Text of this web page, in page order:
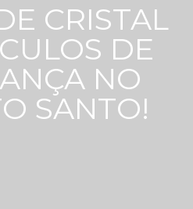
CRISTAL
DE
NO
SANTO!